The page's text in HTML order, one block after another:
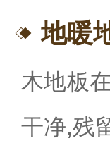
地暖
木地板
干净,残